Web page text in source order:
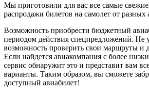
Мы приготовили для вас все самые
распродажи билетов на самолет от разных
Возможность приобрести бюджетный
периодом действия спецпредложений. Не
возможность проверить свои маршруты и
Если найдется авиакомпания с более
сервис обнаружит это и представит вам
варианты. Таким образом, вы сможете
доступный авиабилет!